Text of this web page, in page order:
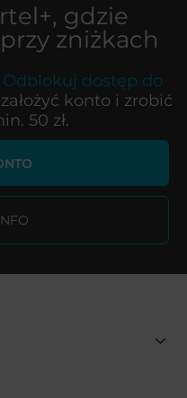
, gdzie
zniżkach
Odblokuj dostęp do
konto i zrobić
50 zł.